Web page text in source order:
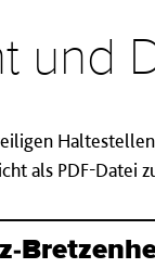
und
als PDF-Datei